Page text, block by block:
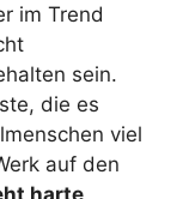
im Trend
sein.
die es
viel
auf den
harte